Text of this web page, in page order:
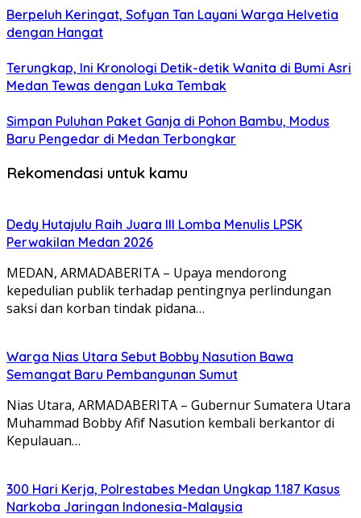
Berpeluh Keringat, Sofyan Tan Layani Warga Helvetia
dengan Hangat
Terungkap, Ini Kronologi Detik-detik Wanita di Bumi Asri
Medan Tewas dengan Luka Tembak
Simpan Puluhan Paket Ganja di Pohon Bambu, Modus
Baru Pengedar di Medan Terbongkar
Rekomendasi untuk kamu
Dedy Hutajulu Raih Juara III Lomba Menulis LPSK
Perwakilan Medan 2026
MEDAN, ARMADABERITA – Upaya mendorong
kepedulian publik terhadap pentingnya perlindungan
saksi dan korban tindak pidana…
Warga Nias Utara Sebut Bobby Nasution Bawa
Semangat Baru Pembangunan Sumut
Nias Utara, ARMADABERITA – Gubernur Sumatera Utara
Muhammad Bobby Afif Nasution kembali berkantor di
Kepulauan…
300 Hari Kerja, Polrestabes Medan Ungkap 1.187 Kasus
Narkoba Jaringan Indonesia-Malaysia